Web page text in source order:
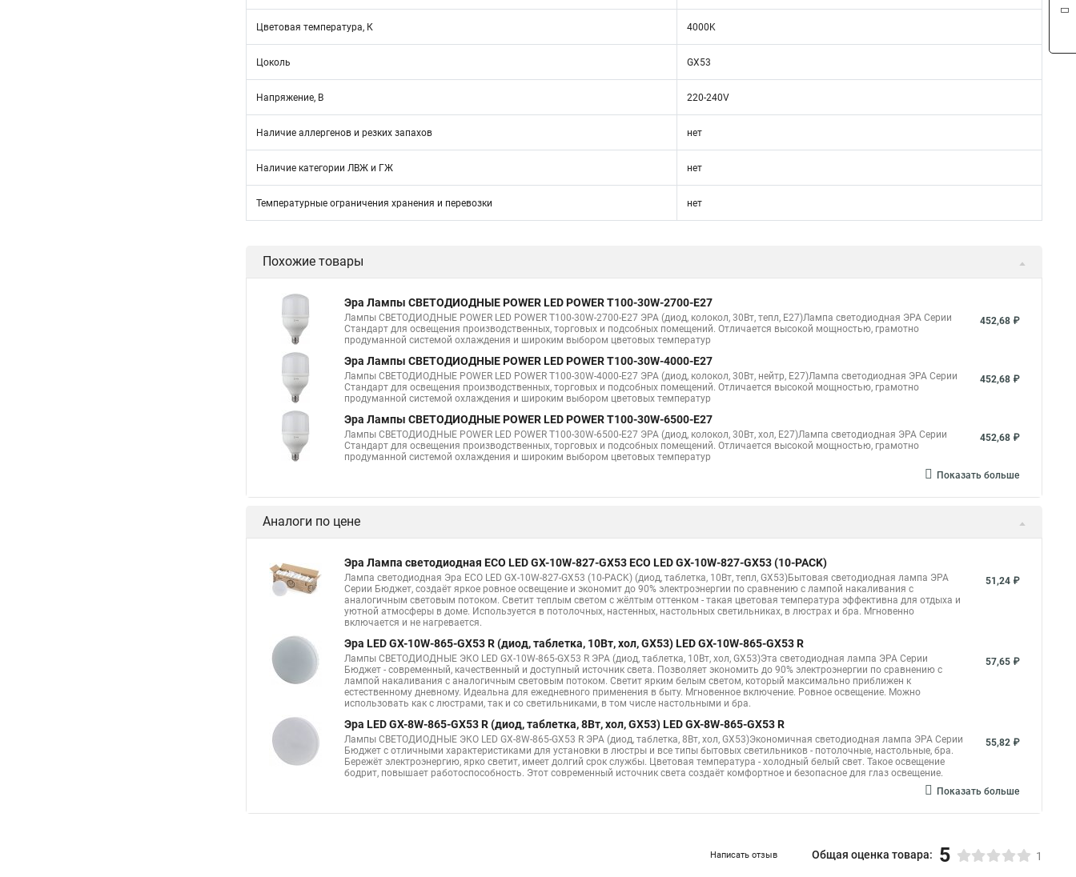
Цветовая температура, К 4000K
Цоколь GX53
Напряжение, В 220-240V
Наличие аллергенов и резких запахов нет
Наличие категории ЛВЖ и ГЖ нет
Температурные ограничения хранения и перевозки нет
Похожие товары
Эра Лампы СВЕТОДИОДНЫЕ POWER LED POWER T100-30W-2700-E27
Лампы СВЕТОДИОДНЫЕ POWER LED POWER T100-30W-2700-E27 ЭРА (диод, колокол, 30Вт, тепл, E27)Лампа светодиодная ЭРА Серии
Стандарт для освещения производственных, торговых и подсобных помещений. Отличается высокой мощностью, грамотно
продуманной системой охлаждения и широким выбором цветовых температур
452,68 ₽
Эра Лампы СВЕТОДИОДНЫЕ POWER LED POWER T100-30W-4000-E27
Лампы СВЕТОДИОДНЫЕ POWER LED POWER T100-30W-4000-E27 ЭРА (диод, колокол, 30Вт, нейтр, E27)Лампа светодиодная ЭРА Серии
Стандарт для освещения производственных, торговых и подсобных помещений. Отличается высокой мощностью, грамотно
продуманной системой охлаждения и широким выбором цветовых температур
452,68 ₽
Эра Лампы СВЕТОДИОДНЫЕ POWER LED POWER T100-30W-6500-E27
Лампы СВЕТОДИОДНЫЕ POWER LED POWER T100-30W-6500-E27 ЭРА (диод, колокол, 30Вт, хол, E27)Лампа светодиодная ЭРА Серии
Стандарт для освещения производственных, торговых и подсобных помещений. Отличается высокой мощностью, грамотно
продуманной системой охлаждения и широким выбором цветовых температур
452,68 ₽
Показать больше
Аналоги по цене
Эра Лампа светодиодная ECO LED GX-10W-827-GX53 ECO LED GX-10W-827-GX53 (10-PACK)
Лампа светодиодная Эра ECO LED GX-10W-827-GX53 (10-PACK) (диод, таблетка, 10Вт, тепл, GX53)Бытовая светодиодная лампа ЭРА
Серии Бюджет, создаёт яркое ровное освещение и экономит до 90% электроэнергии по сравнению с лампой накаливания с
аналогичным световым потоком. Светит теплым светом с жёлтым оттенком - такая цветовая температура эффективна для отдыха и
уютной атмосферы в доме. Используется в потолочных, настенных, настольных светильниках, в люстрах и бра. Мгновенно
включается и не нагревается.
51,24 ₽
Эра LED GX-10W-865-GX53 R (диод, таблетка, 10Вт, хол, GX53) LED GX-10W-865-GX53 R
Лампы СВЕТОДИОДНЫЕ ЭКО LED GX-10W-865-GX53 R ЭРА (диод, таблетка, 10Вт, хол, GX53)Эта светодиодная лампа ЭРА Серии
Бюджет - современный, качественный и доступный источник света. Позволяет экономить до 90% электроэнергии по сравнению с
лампой накаливания с аналогичным световым потоком. Светит ярким белым светом, который максимально приближен к
естественному дневному. Идеальна для ежедневного применения в быту. Мгновенное включение. Ровное освещение. Можно
использовать как с люстрами, так и со светильниками, в том числе настольными и бра.
57,65 ₽
Эра LED GX-8W-865-GX53 R (диод, таблетка, 8Вт, хол, GX53) LED GX-8W-865-GX53 R
Лампы СВЕТОДИОДНЫЕ ЭКО LED GX-8W-865-GX53 R ЭРА (диод, таблетка, 8Вт, хол, GX53)Экономичная светодиодная лампа ЭРА Серии
Бюджет с отличными характеристиками для установки в люстры и все типы бытовых светильников - потолочные, настольные, бра.
Бережёт электроэнергию, ярко светит, имеет долгий срок службы. Цветовая температура - холодный белый свет. Такое освещение
бодрит, повышает работоспособность. Этот современный источник света создаёт комфортное и безопасное для глаз освещение.
55,82 ₽
Показать больше
Написать отзыв Общая оценка товара: 5 1